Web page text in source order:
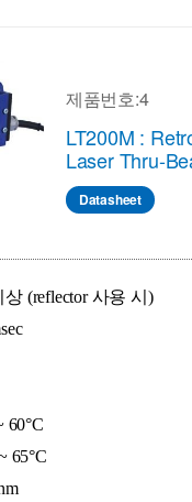
제품번호:4
LT200M :
Laser Thru-
Datasheet
(reflector 사용 시)
60°C
65°C